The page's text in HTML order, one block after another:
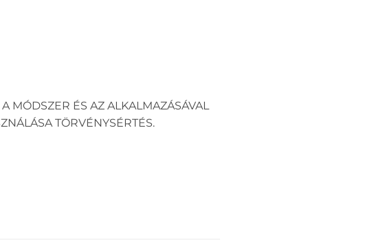
MÓDSZER ÉS AZ ALKALMAZÁSÁVAL
TÖRVÉNYSÉRTÉS.